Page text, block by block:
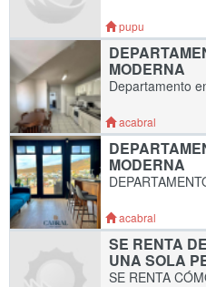
pupu
MODERNA
Departamento
Precio:
Moderna
amueblado ✔
acabral
MODERNA
recámaras · 2
equipada,
acabral
SE RENTA
UNA SOLA
SE RENTA